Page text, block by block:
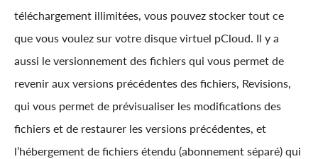
téléchargement illimitées, vous pouvez stocker tout ce
que vous voulez sur votre disque virtuel pCloud. Il y a
aussi le versionnement des fichiers qui vous permet de
revenir aux versions précédentes des fichiers, Revisions,
qui vous permet de prévisualiser les modifications des
fichiers et de restaurer les versions précédentes, et
l’hébergement de fichiers étendu (abonnement séparé) qui